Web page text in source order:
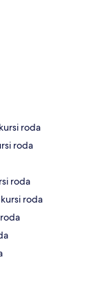
roda
roda
roda
roda